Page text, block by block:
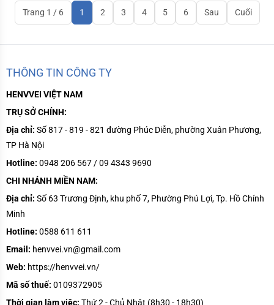
Trang 1 / 6 1 2 3 4 5 6 Sau Cuối
THÔNG TIN CÔNG TY
HENVVEI VIỆT NAM
TRỤ SỞ CHÍNH:
Địa chỉ: Số 817 - 819 - 821 đường Phúc Diễn, phường Xuân Phương,
TP Hà Nội
Hotline: 0948 206 567 / 09 4343 9690
CHI NHÁNH MIỀN NAM:
Địa chỉ: Số 63 Trương Định, khu phố 7, Phường Phú Lợi, Tp. Hồ Chính
Minh
Hotline: 0588 611 611
Email: henvvei.vn@gmail.com
Web: https://henvvei.vn/
Mã số thuế: 0109372905
Thời gian làm việc: Thứ 2 - Chủ Nhật (8h30 - 18h30)